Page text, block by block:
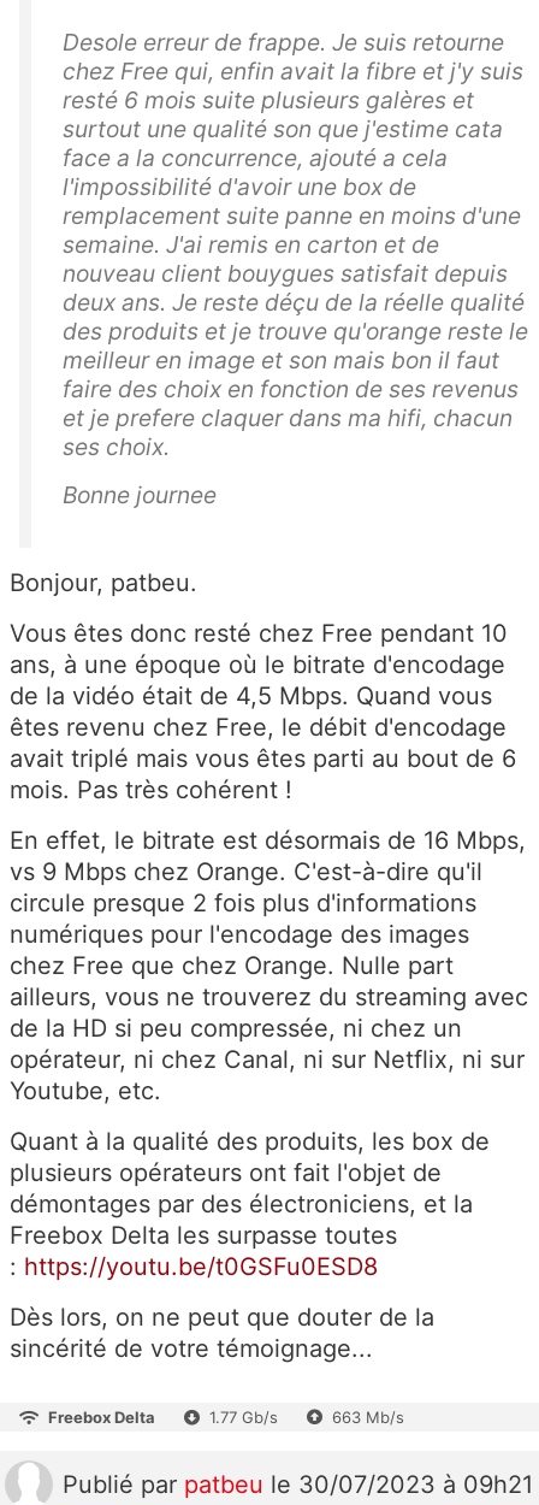
Desole erreur de frappe. Je suis retourne
chez Free qui, enfin avait la fibre et j'y suis
resté 6 mois suite plusieurs galères et
surtout une qualité son que j'estime cata
face a la concurrence, ajouté a cela
l'impossibilité d'avoir une box de
remplacement suite panne en moins d'une
semaine. J'ai remis en carton et de
nouveau client bouygues satisfait depuis
deux ans. Je reste déçu de la réelle qualité
des produits et je trouve qu'orange reste le
meilleur en image et son mais bon il faut
faire des choix en fonction de ses revenus
et je prefere claquer dans ma hifi, chacun
ses choix.
Bonne journee
Bonjour, patbeu.
Vous êtes donc resté chez Free pendant 10
ans, à une époque où le bitrate d'encodage
de la vidéo était de 4,5 Mbps. Quand vous
êtes revenu chez Free, le débit d'encodage
avait triplé mais vous êtes parti au bout de 6
mois. Pas très cohérent !
En effet, le bitrate est désormais de 16 Mbps,
vs 9 Mbps chez Orange. C'est-à-dire qu'il
circule presque 2 fois plus d'informations
numériques pour l'encodage des images
chez Free que chez Orange. Nulle part
ailleurs, vous ne trouverez du streaming avec
de la HD si peu compressée, ni chez un
opérateur, ni chez Canal, ni sur Netflix, ni sur
Youtube, etc.
Quant à la qualité des produits, les box de
plusieurs opérateurs ont fait l'objet de
démontages par des électroniciens, et la
Freebox Delta les surpasse toutes
: https://youtu.be/t0GSFu0ESD8
Dès lors, on ne peut que douter de la
sincérité de votre témoignage...
Freebox Delta 1.77 Gb/s 663 Mb/s
Publié par patbeu le 30/07/2023 à 09h21